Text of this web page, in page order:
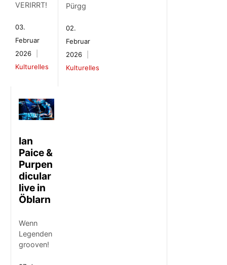
VERIRRT!
03.
Februar
2026
Kulturelles
Pürgg
02.
Februar
2026
Kulturelles
Ian
Paice &
Purpen
dicular
live in
Öblarn
Wenn
Legenden
grooven!